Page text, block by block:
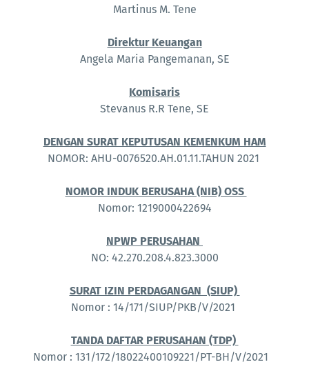
Martinus M. Tene
Direktur Keuangan
Angela Maria Pangemanan, SE
Komisaris
Stevanus R.R Tene, SE
DENGAN SURAT KEPUTUSAN KEMENKUM HAM
NOMOR: AHU-0076520.AH.01.11.TAHUN 2021
NOMOR INDUK BERUSAHA (NIB) OSS
Nomor: 1219000422694
NPWP PERUSAHAN
NO: 42.270.208.4.823.3000
SURAT IZIN PERDAGANGAN (SIUP)
Nomor : 14/171/SIUP/PKB/V/2021
TANDA DAFTAR PERUSAHAN (TDP)
Nomor : 131/172/18022400109221/PT-BH/V/2021